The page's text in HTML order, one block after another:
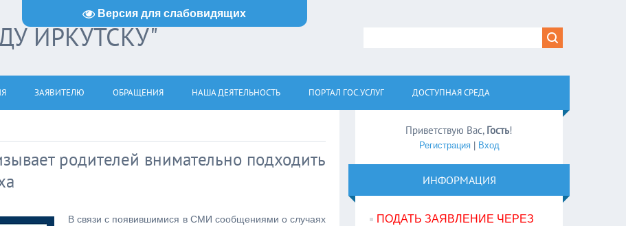
Версия для слабовидящих
ИРКУТСКУ"
ЗАЯВИТЕЛЮ ОБРАЩЕНИЯ НАША ДЕЯТЕЛЬНОСТЬ ПОРТАЛ ГОС.УСЛУГ ДОСТУПНАЯ СРЕДА
родителей внимательно подходить
В связи с появившимися в СМИ сообщениями о случаях
Приветствую Вас, Гость!
Регистрация| Вход
ИНФОРМАЦИЯ
ПОДАТЬ ЗАЯВЛЕНИЕ ЧЕРЕЗ